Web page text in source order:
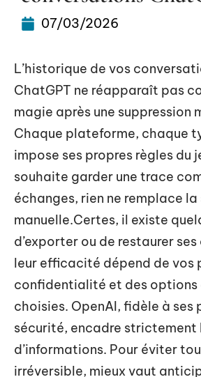
07/03/2026
L’historique de vos
ChatGPT ne réapparaît pas
magie après une suppression
Chaque plateforme, chaque
impose ses propres règles du
souhaite garder une trace
échanges, rien ne remplace
manuelle.Certes, il existe
d’exporter ou de restaurer
leur efficacité dépend de vos
confidentialité et des options
choisies. OpenAI, fidèle à ses
sécurité, encadre strictement
d’informations. Pour éviter
irréversible, mieux vaut